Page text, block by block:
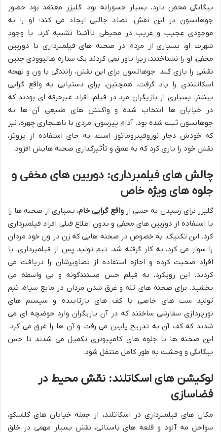
بیگانگی محض دارد، بسیار جسورانه بود. گلیزر معتقد بود حضور
جوهانسون در این نقش، تضاد جالبی ایجاد می کند؛ او را به
موجودی عجیب و غریب در محیطی ناآشنا تشبیه کرد. با وجود
شهرت او، بسیاری از مردم در صحنه های فیلمبرداری با دوربین
مخفی، او را نشناختند، زیرا باور نمی کردند یک ستاره هالیوودی چنین
نقشی را بازی کند. جوهانسون برای این نقش، رانندگی با ون و لهجه
اسکاتلندی را یاد گرفت. همچنین، برای دستیابی به واقع گرایی
بیشتر، بسیاری از بازیگران مرد در فیلم، افراد غیرحرفه ای بودند که
در خیابان ها انتخاب شده و واکنش های طبیعی آن ها به
جوهانسون ثبت شده بود. آدام پیرسون، مردی با ناهنجاری چهره، نیز
که خودش دچار نوروفیبروماتوز است، به جای استفاده از پروتز،
نقش خود را بازی کرد که به عمق و تأثیرگذاری صحنه هایش افزود.
چالش های فیلمبرداری: دوربین های مخفی و
جلوه های ویژه خاص
گلیزر برای رسیدن به حسی ازواقع گرایی خام، بسیاری از صحنه ها را
با استفاده از دوربین های مخفی و بدون اطلاع قبلی افراد فیلمبرداری
کرد. این تکنیک، به خصوص در صحنه هایی که زن در ون خود مردان
را سوار می کرد، به کار گرفته شد. تیم تولید پس از فیلمبرداری، با
افراد صحبت کرده و اجازه استفاده از تصاویرشان را دریافت می
کردند. این رویکرد، به فیلم حس مستندگونه و بی واسطه می
بخشید. برای صحنه های تله و غرق شدن مردان در مایع سیاه، تیم
تولید ست های خاصی با کف های بازتابنده و سیستم های
نورپردازی سفارشی ساختند که در آن بازیگران وارد حوضچه ای می
شدند که کف آن به تدریج پایین می رفت و آن ها را غرق می کرد.
این صحنه ها با جلوه های کامپیوتری تکمیل می شدند تا حس
بیگانگی و وحشت به طور کامل منتقل شود.
لوکیشن های اسکاتلند: نقش محیط در
فضاسازی
مکان های فیلمبرداری در اسکاتلند، از جمله خیابان های گلاسکو،
سواحل مه آلود و قلعه های باستانی، نقش بسیار مهمی در خلق